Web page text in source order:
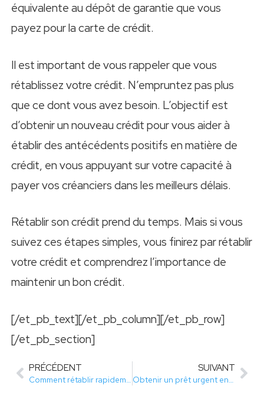
équivalente au dépôt de garantie que vous
payez pour la carte de crédit.
Il est important de vous rappeler que vous
rétablissez votre crédit. N’empruntez pas plus
que ce dont vous avez besoin. L’objectif est
d’obtenir un nouveau crédit pour vous aider à
établir des antécédents positifs en matière de
crédit, en vous appuyant sur votre capacité à
payer vos créanciers dans les meilleurs délais.
Rétablir son crédit prend du temps. Mais si vous
suivez ces étapes simples, vous finirez par rétablir
votre crédit et comprendrez l’importance de
maintenir un bon crédit.
[/et_pb_text][/et_pb_column][/et_pb_row]
[/et_pb_section]
PRÉCÉDENT
Comment rétablir rapidement sa solvabilité avec une carte Visa ou Mastercard ?
SUIVANT
Obtenir un prêt urgent en moins de 24h : jusqu’à quels montants